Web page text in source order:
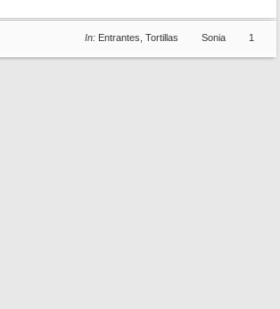
1
Sonia
In: Entrantes Tortillas